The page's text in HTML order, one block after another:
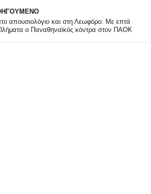
απουσιολόγιο και στη Λεωφόρο: Με επτά
ο Παναθηναϊκός κόντρα στον ΠΑΟΚ